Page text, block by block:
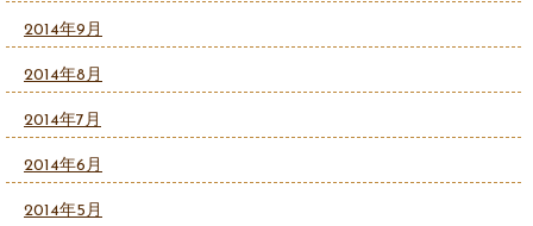
2014年9月
2014年8月
2014年7月
2014年6月
2014年5月